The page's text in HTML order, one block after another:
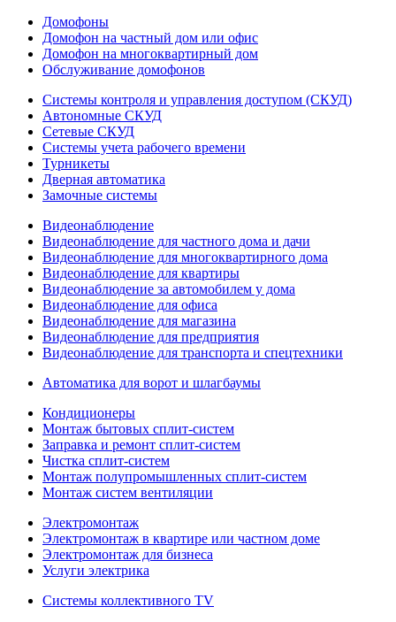
Домофоны
Домофон на частный дом или офис
Домофон на многоквартирный дом
Обслуживание домофонов
Системы контроля и управления доступом (СКУД)
Автономные СКУД
Сетевые СКУД
Системы учета рабочего времени
Турникеты
Дверная автоматика
Замочные системы
Видеонаблюдение
Видеонаблюдение для частного дома и дачи
Видеонаблюдение для многоквартирного дома
Видеонаблюдение для квартиры
Видеонаблюдение за автомобилем у дома
Видеонаблюдение для офиса
Видеонаблюдение для магазина
Видеонаблюдение для предприятия
Видеонаблюдение для транспорта и спецтехники
Автоматика для ворот и шлагбаумы
Кондиционеры
Монтаж бытовых сплит-систем
Заправка и ремонт сплит-систем
Чистка сплит-систем
Монтаж полупромышленных сплит-систем
Монтаж систем вентиляции
Электромонтаж
Электромонтаж в квартире или частном доме
Электромонтаж для бизнеса
Услуги электрика
Системы коллективного TV